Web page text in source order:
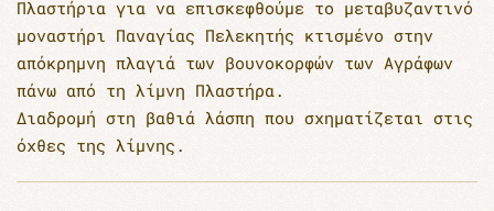
Πλαστήρια για να επισκεφθούμε το μεταβυζαντινό
μοναστήρι Παναγίας Πελεκητής κτισμένο στην
απόκρημνη πλαγιά των βουνοκορφών των Αγράφων
πάνω από τη λίμνη Πλαστήρα.
Διαδρομή στη βαθιά λάσπη που σχηματίζεται στις
όχθες της λίμνης.